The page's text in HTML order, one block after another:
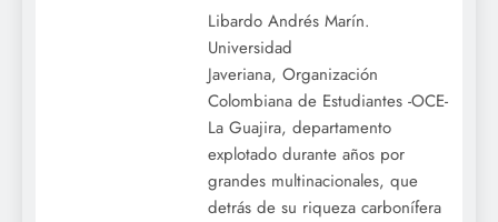
Libardo Andrés Marín.
Universidad
Javeriana, Organización
Colombiana de Estudiantes -OCE-
La Guajira, departamento
explotado durante años por
grandes multinacionales, que
detrás de su riqueza carbonífera